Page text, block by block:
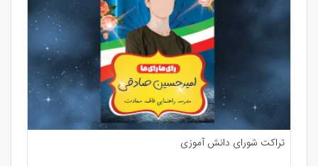
تراکت شورای دانش آموزی